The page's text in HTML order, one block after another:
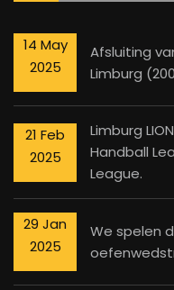
14 May
2025
Afsluiting
Limburg
21 Feb
2025
Limburg
Handball
League.
29 Jan
2025
We spelen